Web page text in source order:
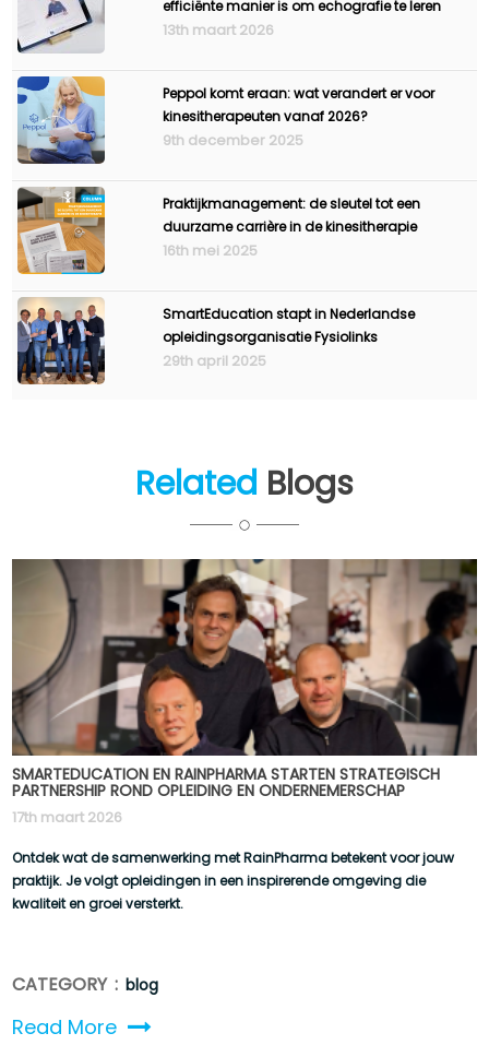
efficiënte manier is om echografie te leren
13th maart 2026
Peppol komt eraan: wat verandert er voor
kinesitherapeuten vanaf 2026?
9th december 2025
Praktijkmanagement: de sleutel tot een
duurzame carrière in de kinesitherapie
16th mei 2025
SmartEducation stapt in Nederlandse
opleidingsorganisatie Fysiolinks
29th april 2025
Related Blogs
SMARTEDUCATION EN RAINPHARMA STARTEN STRATEGISCH
PARTNERSHIP ROND OPLEIDING EN ONDERNEMERSCHAP
17th maart 2026
Ontdek wat de samenwerking met RainPharma betekent voor jouw
praktijk. Je volgt opleidingen in een inspirerende omgeving die
kwaliteit en groei versterkt.
CATEGORY :blog
Read More